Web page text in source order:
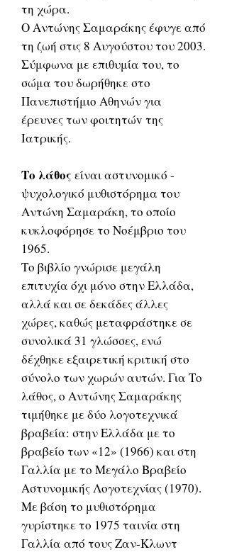
τη χώρα.
Ο Αντώνης Σαμαράκης έφυγε από
τη ζωή στις 8 Αυγούστου του 2003.
Σύμφωνα με επιθυμία του, το
σώμα του δωρήθηκε στο
Πανεπιστήμιο Αθηνών για
έρευνες των φοιτητώv της
Ιατρικής.
Το λάθος είναι αστυνομικό -
ψυχολογικό μυθιστόρημα του
Αντώνη Σαμαράκη, το οποίο
κυκλοφόρησε το Νοέμβριο του
1965.
Το βιβλίο γνώρισε μεγάλη
επιτυχία όχι μόνο στην Ελλάδα,
αλλά και σε δεκάδες άλλες
χώρες, καθώς μεταφράστηκε σε
συνολικά 31 γλώσσες, ενώ
δέχθηκε εξαιρετική κριτική στο
σύνολο των χωρών αυτών. Για Το
λάθος, ο Αντώνης Σαμαράκης
τιμήθηκε με δύο λογοτεχνικά
βραβεία: στην Ελλάδα με το
βραβείο των «12» (1966) και στη
Γαλλία με το Μεγάλο Βραβείο
Αστυνομικής Λογοτεχνίας (1970).
Με βάση το μυθιστόρημα
γυρίστηκε το 1975 ταινία στη
Γαλλία από τους Ζαν-Κλωντ